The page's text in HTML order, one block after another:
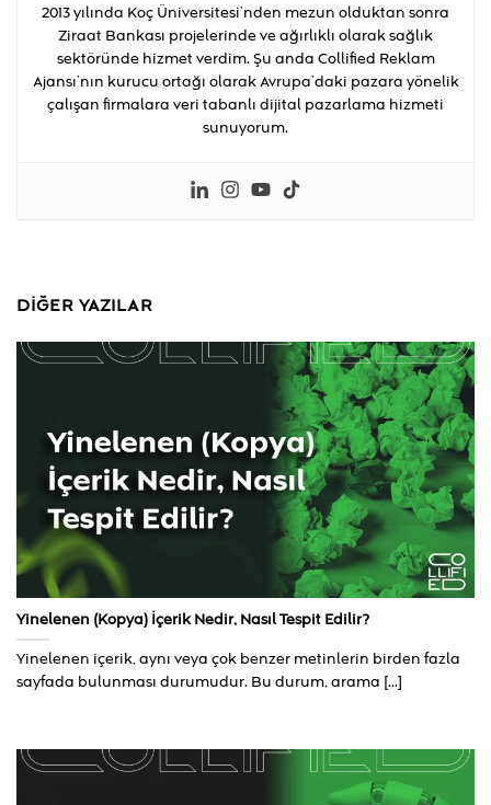
2013 yılında Koç Üniversitesi’nden mezun olduktan sonra
Ziraat Bankası projelerinde ve ağırlıklı olarak sağlık
sektöründe hizmet verdim. Şu anda Collified Reklam
Ajansı’nın kurucu ortağı olarak Avrupa’daki pazara yönelik
çalışan firmalara veri tabanlı dijital pazarlama hizmeti
sunuyorum.
DIĞER YAZILAR
Yinelenen (Kopya) İçerik Nedir, Nasıl Tespit Edilir?
Yinelenen içerik, aynı veya çok benzer metinlerin birden fazla
sayfada bulunması durumudur. Bu durum, arama [...]